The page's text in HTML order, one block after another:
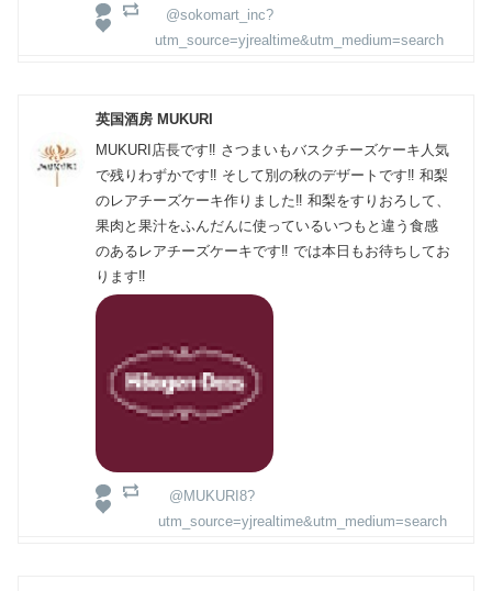
@sokomart_inc?
utm_source=yjrealtime&utm_medium=search
英国酒房 MUKURI
MUKURI店長です‼️ さつまいもバスクチーズケーキ人気
で残りわずかです‼️ そして別の秋のデザートです‼️ 和梨
のレアチーズケーキ作りました‼️ 和梨をすりおろして、
果肉と果汁をふんだんに使っているいつもと違う食感
のあるレアチーズケーキです‼️ では本日もお待ちしてお
ります‼️
@MUKURI8?
utm_source=yjrealtime&utm_medium=search